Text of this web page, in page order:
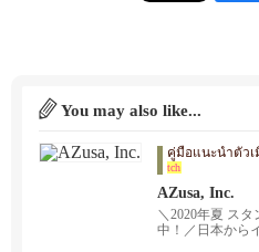
You may also like...
คู่มือแนะนำตัวเ
tch
AZusa, Inc.
＼2020年夏 ス
中！／日本から